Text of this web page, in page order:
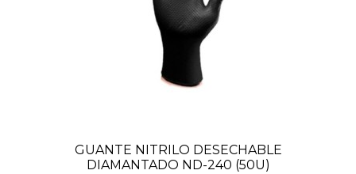
GUANTE NITRILO DESECHABLE
DIAMANTADO ND-240 (50U)